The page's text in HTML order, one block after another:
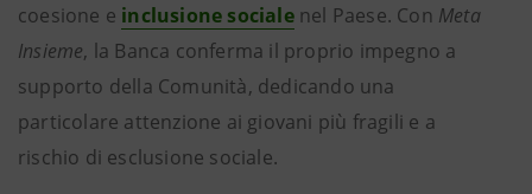
coesione e inclusione socialenel Paese. Con Meta
Insieme, la Banca conferma il proprio impegno a
supporto della Comunità, dedicando una
particolare attenzione ai giovani più fragili e a
rischio di esclusione sociale.